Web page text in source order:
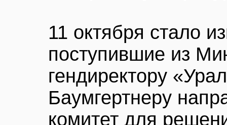
11 октября стало
поступившие из
гендиректору
Баумгертнеру
комитет для